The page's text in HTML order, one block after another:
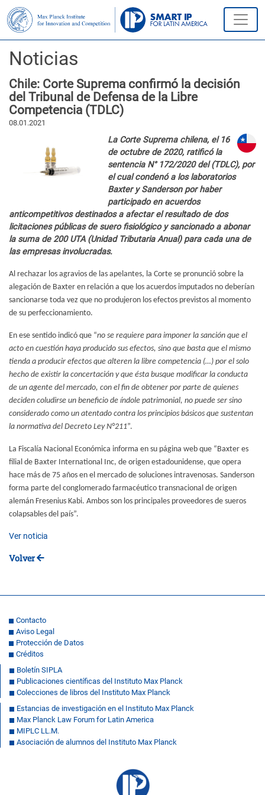
Noticias
Chile: Corte Suprema confirmó la decisión
del Tribunal de Defensa de la Libre
Competencia (TDLC)
08.01.2021
La Corte Suprema chilena, el 16
de octubre de 2020, ratificó la
sentencia N° 172/2020 del (TDLC), por
el cual condenó a los laboratorios
Baxter y Sanderson por haber
participado en acuerdos
anticompetitivos destinados a afectar el resultado de dos
licitaciones públicas de suero fisiológico y sancionado a abonar
la suma de 200 UTA (Unidad Tributaria Anual) para cada una de
las empresas involucradas.
Al rechazar los agravios de las apelantes, la Corte se pronunció sobre la
alegación de Baxter en relación a que los acuerdos imputados no deberían
sancionarse toda vez que no produjeron los efectos previstos al momento
de su perfeccionamiento.
En ese sentido indicó que “no se requiere para imponer la sanción que el
acto en cuestión haya producido sus efectos, sino que basta que el mismo
tienda a producir efectos que alteren la libre competencia (…) por el solo
hecho de existir la concertación y que ésta busque modificar la conducta
de un agente del mercado, con el fin de obtener por parte de quienes
deciden coludirse un beneficio de índole patrimonial, no puede ser sino
considerado como un atentado contra los principios básicos que sustentan
la normativa del Decreto Ley N°211”.
La Fiscalía Nacional Económica informa en su página web que “Baxter es
filial de Baxter International Inc, de origen estadounidense, que opera
hace más de 75 años en el mercado de soluciones intravenosas. Sanderson
forma parte del conglomerado farmacéutico transnacional de origen
alemán Fresenius Kabi. Ambos son los principales proveedores de sueros
colapsables del país”.
Ver noticia
Volver
Contacto
Aviso Legal
Protección de Datos
Créditos
Boletín SIPLA
Publicaciones científicas del Instituto Max Planck
Colecciones de libros del Instituto Max Planck
Estancias de investigación en el Instituto Max Planck
Max Planck Law Forum for Latin America
MIPLC LL.M.
Asociación de alumnos del Instituto Max Planck